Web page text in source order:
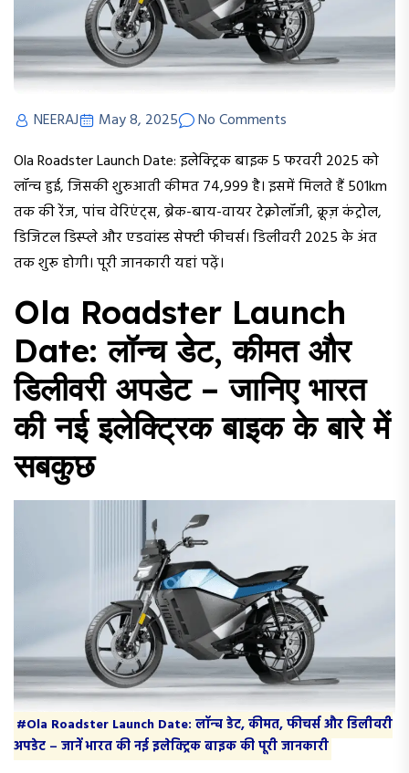
NEERAJ May 8, 2025
No Comments
Ola Roadster Launch Date: इलेक्ट्रिक बाइक 5 फरवरी 2025 को
लॉन्च हुई, जिसकी शुरुआती कीमत ₹74,999 है। इसमें मिलते हैं 501km
तक की रेंज, पांच वेरिएंट्स, ब्रेक-बाय-वायर टेक्नोलॉजी, क्रूज़ कंट्रोल,
डिजिटल डिस्प्ले और एडवांस्ड सेफ्टी फीचर्स। डिलीवरी 2025 के अंत
तक शुरू होगी। पूरी जानकारी यहां पढ़ें।
Ola Roadster Launch
Date: लॉन्च डेट, कीमत और
डिलीवरी अपडेट – जानिए भारत
की नई इलेक्ट्रिक बाइक के बारे में
सबकुछ
#Ola Roadster Launch Date: लॉन्च डेट, कीमत, फीचर्स और डिलीवरी
अपडेट – जानें भारत की नई इलेक्ट्रिक बाइक की पूरी जानकारी